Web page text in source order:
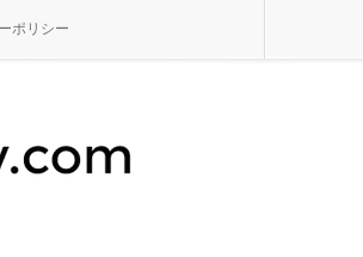
ポリシー